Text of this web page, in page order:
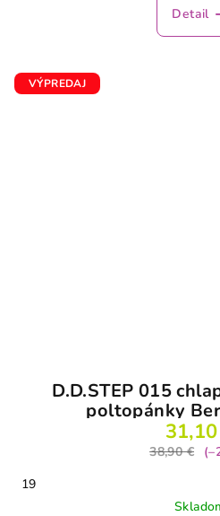
Detail
VÝPREDAJ
D.D.STEP 015
poltopánky
38,90 €
19